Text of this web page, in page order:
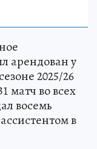
арендован у
2025/26
матч во всех
восемь
в